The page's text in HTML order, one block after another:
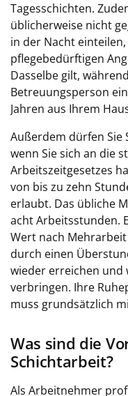
Tagesschichten.
üblicherweise nicht
in der Nacht
pflegebedürftigen
Dasselbe gilt,
Betreuungsperson
Jahren aus Ihrem
Außerdem dürfen
wenn Sie sich an die
Arbeitszeitgesetzes
von bis zu zehn
erlaubt. Das übliche
acht Arbeitsstunden.
Wert nach
durch einen
wieder erreichen und
verbringen. Ihre
muss grundsätzlich
Was sind die
Schichtarbeit?
Als Arbeitnehmer